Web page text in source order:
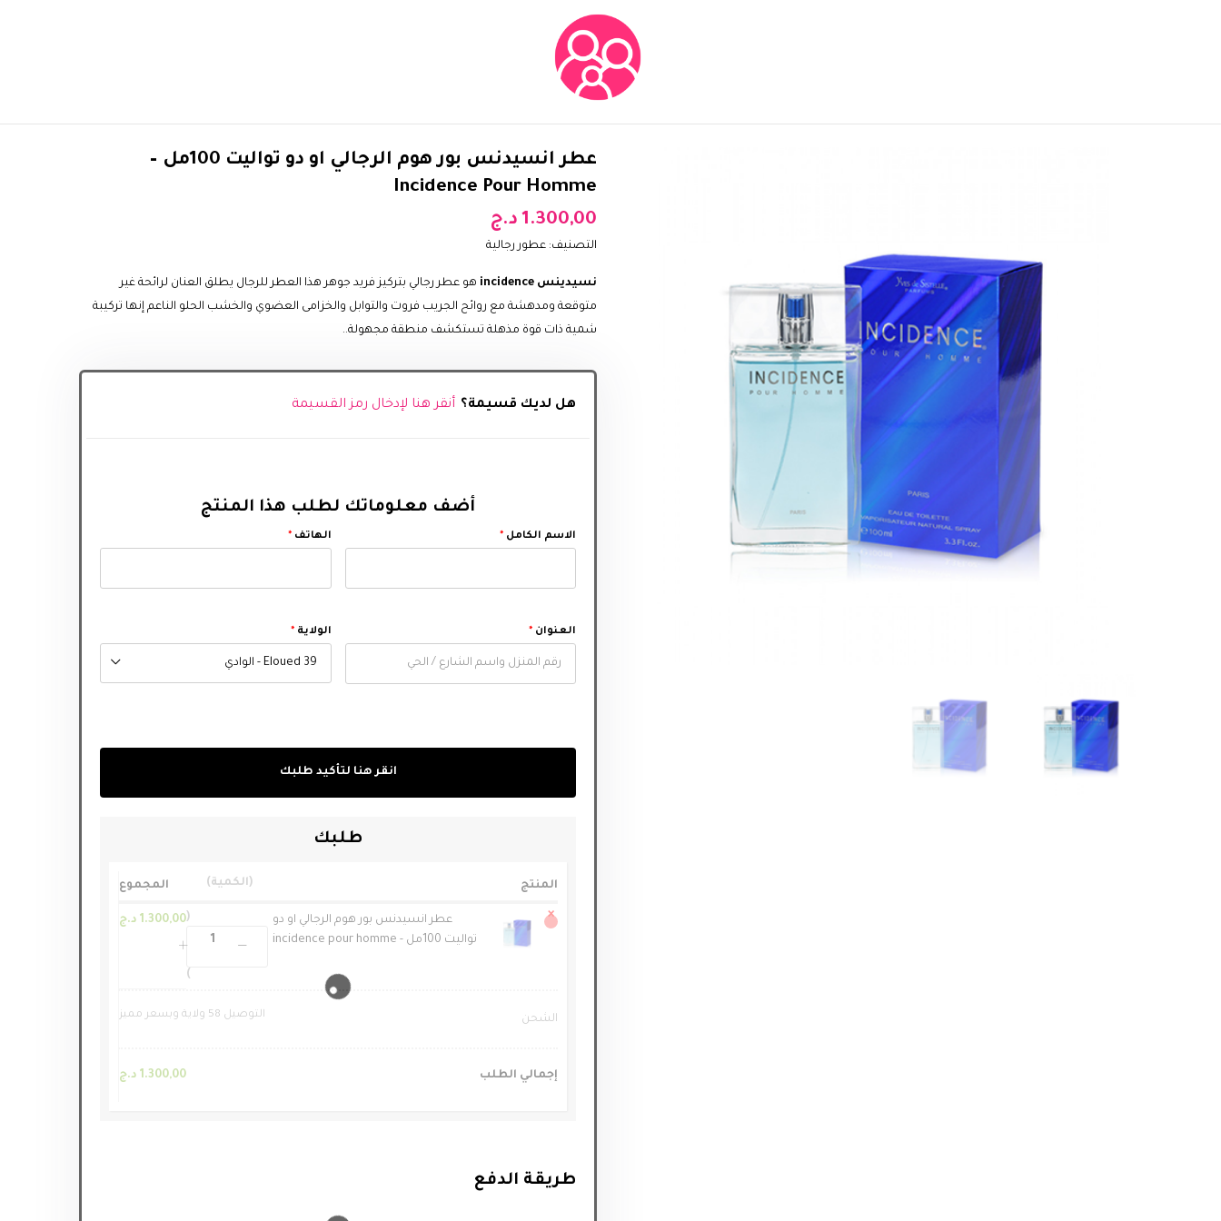
عطر انسيدنس بور هوم الرجالي او دو تواليت 100مل –
Incidence Pour Homme
1.300,00 د.ج
التصنيف: عطور رجالية
نسيدينس incidence
هو عطر رجالي بتركيز فريد جوهر هذا العطر للرجال يطلق العنان لرائحة غير
متوقعة ومدهشة مع روائح الجريب فروت والتوابل والخزامى العضوي والخشب الحلو الناعم إنها تركيبة
شمية ذات قوة مذهلة تستكشف منطقة مجهولة..
هل لديك قسيمة؟ أنقر هنا لإدخال رمز القسيمة
أضف معلوماتك لطلب هذا المنتج‬
الاسم الكامل * الهاتف*
العنوان * الولاية *
39 Eloued - الوادي
انقر هنا لتأكيد طلبك
طلبك
المنتج الكمية المجموع
×
عطر انسيدنس بور هوم الرجالي او دو
تواليت 100مل - incidence pour homme
1.300,00 د.ج
الشحن التوصيل 58 ولاية وبسعر مميز
إجمالي الطلب 1.300,00 د.ج
طريقة الدفع